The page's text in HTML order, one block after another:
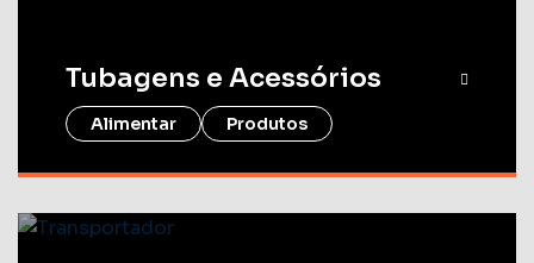
Tubagens e Acessórios
Alimentar Produtos